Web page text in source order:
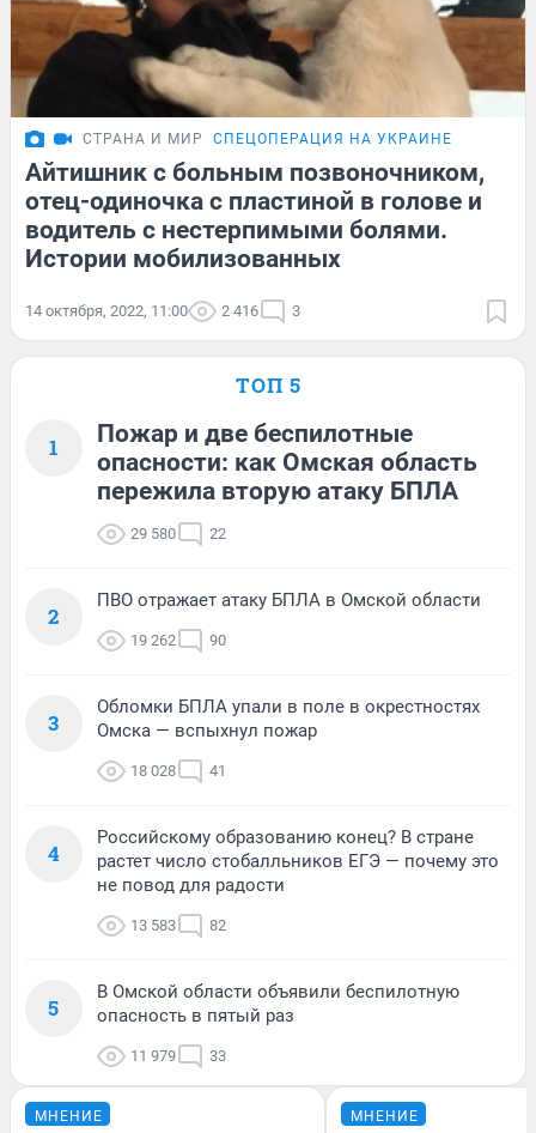
СТРАНА И МИР СПЕЦОПЕРАЦИЯ НА УКРАИНЕ
Айтишник с больным позвоночником,
отец-одиночка с пластиной в голове и
водитель с нестерпимыми болями.
Истории мобилизованных
14 октября, 2022, 11:00 2 416 3
ТОП 5
1
Пожар и две беспилотные
опасности: как Омская область
пережила вторую атаку БПЛА
29 580 22
2
ПВО отражает атаку БПЛА в Омской области
19 262 90
3
Обломки БПЛА упали в поле в окрестностях
Омска — вспыхнул пожар
18 028 41
4
Российскому образованию конец? В стране
растет число стобалльников ЕГЭ — почему это
не повод для радости
13 583 82
5
В Омской области объявили беспилотную
опасность в пятый раз
11 979 33
МНЕНИЕ МНЕНИЕ